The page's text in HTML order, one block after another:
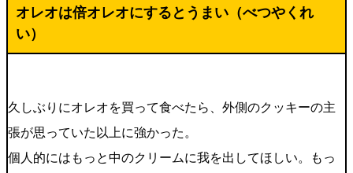
オレオは倍オレオにするとうまい（べつやくれ
い）
久しぶりにオレオを買って食べたら、外側のクッキーの主
張が思っていた以上に強かった。
個人的にはもっと中のクリームに我を出してほしい。もっ